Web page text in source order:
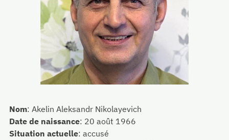
Nom: Akelin Aleksandr Nikolayevich
Date de naissance: 20 août 1966
Situation actuelle: accusé